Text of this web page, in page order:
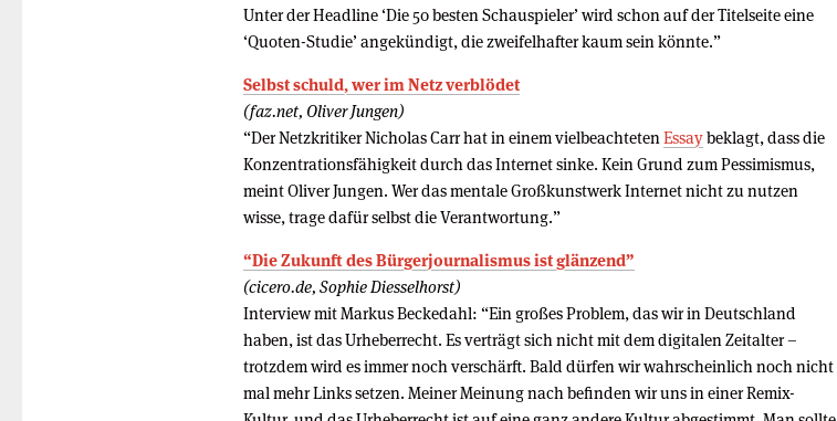
Unter der Headline ‘Die 50 besten Schauspieler’ wird schon auf der Titelseite eine
‘Quoten-Studie’ angekündigt, die zweifelhafter kaum sein könnte.”
Selbst schuld, wer im Netz verblödet
(faz.net, Oliver Jungen)
“Der Netzkritiker Nicholas Carr hat in einem vielbeachteten Essaybeklagt, dass die
Konzentrationsfähigkeit durch das Internet sinke. Kein Grund zum Pessimismus,
meint Oliver Jungen. Wer das mentale Großkunstwerk Internet nicht zu nutzen
wisse, trage dafür selbst die Verantwortung.”
“Die Zukunft des Bürgerjournalismus ist glänzend”
(cicero.de, Sophie Diesselhorst)
Interview mit Markus Beckedahl: “Ein großes Problem, das wir in Deutschland
haben, ist das Urheberrecht. Es verträgt sich nicht mit dem digitalen Zeitalter –
trotzdem wird es immer noch verschärft. Bald dürfen wir wahrscheinlich noch nicht
mal mehr Links setzen. Meiner Meinung nach befinden wir uns in einer Remix-